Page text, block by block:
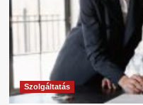
Szolgáltatás